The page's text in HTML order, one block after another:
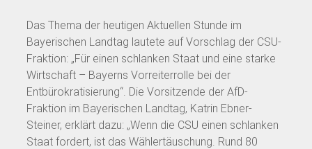
Das Thema der heutigen Aktuellen Stunde im
Bayerischen Landtag lautete auf Vorschlag der CSU-
Fraktion: „Für einen schlanken Staat und eine starke
Wirtschaft – Bayerns Vorreiterrolle bei der
Entbürokratisierung“. Die Vorsitzende der AfD-
Fraktion im Bayerischen Landtag, Katrin Ebner-
Steiner, erklärt dazu: „Wenn die CSU einen schlanken
Staat fordert, ist das Wählertäuschung. Rund 80